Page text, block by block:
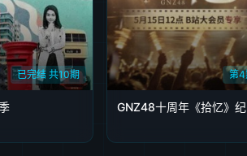
已完结 共10期 第4